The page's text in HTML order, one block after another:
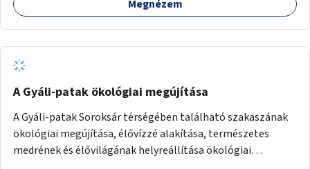
Megnézem
A Gyáli-patak ökológiai megújítása
A Gyáli-patak Soroksár térségében található szakaszának
ökológiai megújítása, élővízzé alakítása, természetes
medrének és élővilágának helyreállítása ökológiai